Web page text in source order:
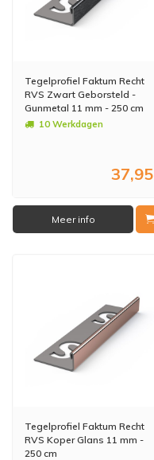
Tegelprofiel Faktum Recht
RVS Zwart Geborsteld -
Gunmetal 11 mm - 250 cm
10 Werkdagen
37,95
Meer info
Tegelprofiel Faktum Recht
RVS Koper Glans 11 mm -
250 cm